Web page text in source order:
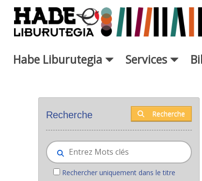
Saut au contenu principal
Habe Liburutegia Services
Recherche Recherche
Rechercher uniquement dans le titre